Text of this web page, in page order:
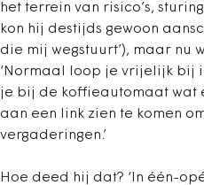
het terrein van risico’s,
kon hij destijds gewoon
die mij wegstuurt’), maar nu
‘Normaal loop je vrijelijk bij
je bij de koffieautomaat wat
aan een link zien te komen
vergaderingen.’
Hoe deed hij dat? ‘In één-